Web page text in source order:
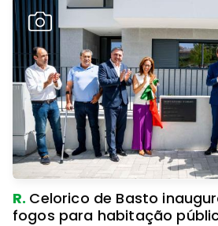
R. Celorico de Basto
fogos para habitação